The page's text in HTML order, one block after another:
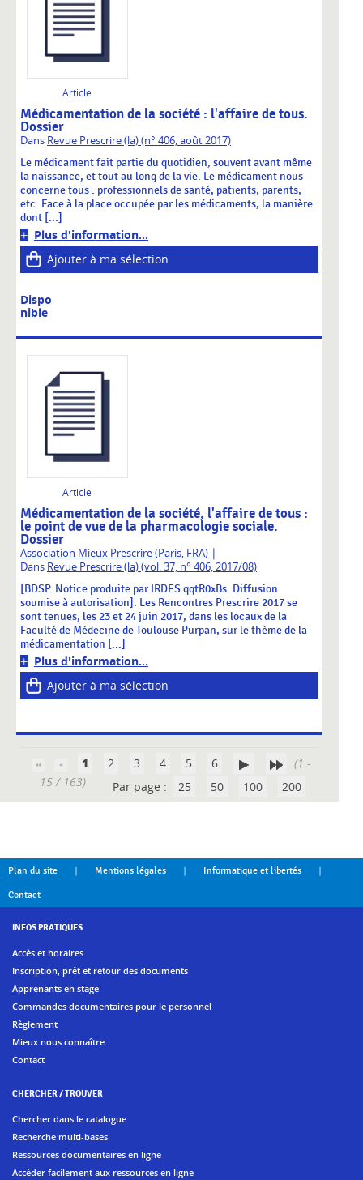
Article
Médicamentation de la société : l'affaire de tous.
Dossier
Dans Revue Prescrire (la) (n° 406, août 2017)
Le médicament fait partie du quotidien, souvent avant même
la naissance, et tout au long de la vie. Le médicament nous
concerne tous : professionnels de santé, patients, parents,
etc. Face à la place occupée par les médicaments, la manière
dont [...]
Plus d'information...
Ajouter à ma sélection
Dispo
nible
Article
Médicamentation de la société, l'affaire de tous :
le point de vue de la pharmacologie sociale.
Dossier
Association Mieux Prescrire (Paris, FRA) |
Dans Revue Prescrire (la) (vol. 37, n° 406, 2017/08)
[BDSP. Notice produite par IRDES qqtR0xBs. Diffusion
soumise à autorisation]. Les Rencontres Prescrire 2017 se
sont tenues, les 23 et 24 juin 2017, dans les locaux de la
Faculté de Médecine de Toulouse Purpan, sur le thème de la
médicamentation [...]
Plus d'information...
Ajouter à ma sélection
1 2 3 4 5 6
15 / 163)
Par page : 25 50 100 200
Plan du site | Mentions légales | Informatique et libertés |
Contact
INFOS PRATIQUES
Accès et horaires
Inscription, prêt et retour des documents
Apprenants en stage
Commandes documentaires pour le personnel
Règlement
Mieux nous connaître
Contact
CHERCHER / TROUVER
Chercher dans le catalogue
Recherche multi-bases
Ressources documentaires en ligne
Accéder facilement aux ressources en ligne